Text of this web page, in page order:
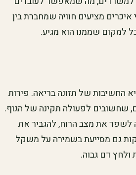
איכרים מציעים חוויה שמחברת בין
למקום שממנו הוא מגיע.
החשיבות של תזונה בריאה. פירות
שחשובים לפעולה תקינה של הגוף.
לשפר את מצב הרוח, להגביר את
גם מסייעת בשמירה על משקל
ולחץ דם גבוה.